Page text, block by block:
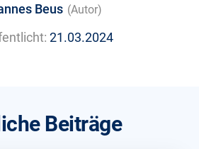
Beus (Autor)
21.03.2024
Beiträge